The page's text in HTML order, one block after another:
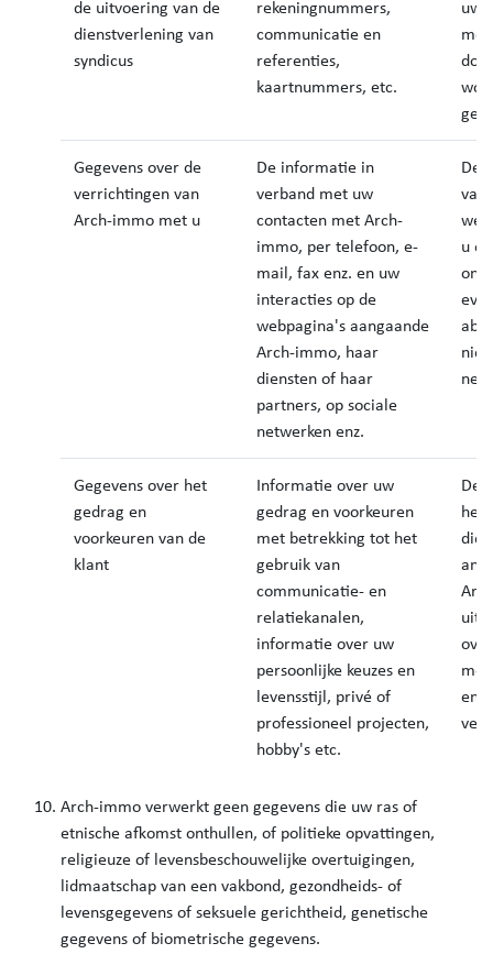
de uitvoering van de
dienstverlening van
syndicus
rekeningnummers,
communicatie en
referenties,
kaartnummers, etc.
uw
Gegevens over de
verrichtingen van
Arch-immo met u
De informatie in
verband met uw
contacten met Arch-
immo, per telefoon, e-
mail, fax enz. en uw
interacties op de
webpagina's aangaande
Arch-immo, haar
diensten of haar
partners, op sociale
netwerken enz.
van
u
Gegevens over het
gedrag en
voorkeuren van de
klant
Informatie over uw
gedrag en voorkeuren
met betrekking tot het
gebruik van
communicatie- en
relatiekanalen,
informatie over uw
persoonlijke keuzes en
levensstijl, privé of
professioneel projecten,
hobby's etc.
het
die
en
Arch-immo verwerkt geen gegevens die uw ras of
etnische afkomst onthullen, of politieke opvattingen,
religieuze of levensbeschouwelijke overtuigingen,
lidmaatschap van een vakbond, gezondheids- of
levensgegevens of seksuele gerichtheid, genetische
gegevens of biometrische gegevens.